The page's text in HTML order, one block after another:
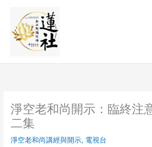
content
淨空老和尚開示：臨終注
二集
淨空老和尚講經與開示, 電視台